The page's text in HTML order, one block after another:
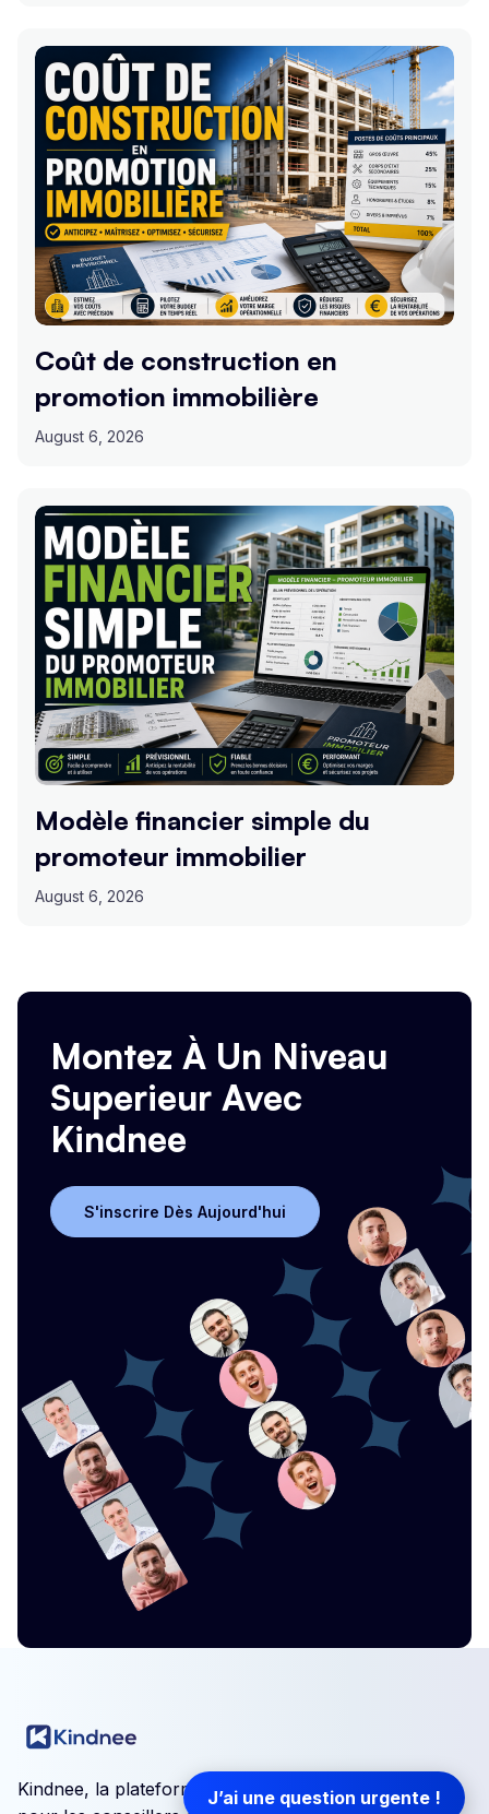
Coût de construction en
promotion immobilière
August 6, 2026
Modèle financier simple du
promoteur immobilier
August 6, 2026
Montez À Un Niveau
Superieur Avec
Kindnee
S'inscrire Dès Aujourd'hui
S'inscrire Dès Aujourd'hui
Kindnee, la plateforme collaborativeJ’ai une question urgente !